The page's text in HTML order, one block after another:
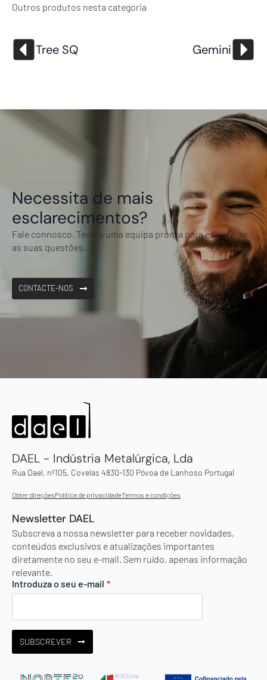
Outros produtos nesta categoria
Tree SQ Gemini
Necessita de mais
esclarecimentos?
Fale connosco. Temos uma equipa pronta para esclarecer
as suas questões.
CONTACTE-NOS
DAEL - Indústria Metalúrgica, Lda
Rua Dael, nº105, Covelas 4830-130 Póvoa de Lanhoso Portugal
Obter direçõesPolítica de privacidadeTermos e condições
Newsletter DAEL
Subscreva a nossa newsletter para receber novidades,
conteúdos exclusivos e atualizações importantes
diretamente no seu e-mail. Sem ruído, apenas informação
relevante.
Introduza o seu e-mail *
SUBSCREVER